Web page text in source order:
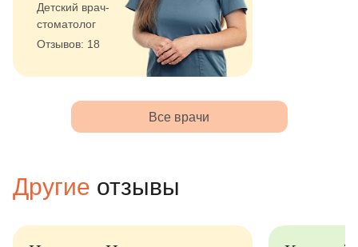
Детский врач-
стоматолог
Отзывов: 18
Все врачи
Другие отзывы